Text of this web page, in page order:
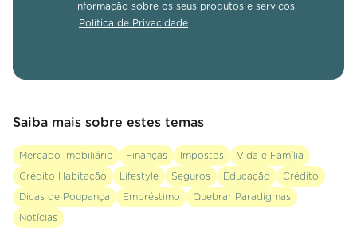
informação sobre os seus produtos e serviços.
Política de Privacidade
Saiba mais sobre estes temas
Mercado Imobiliário Finanças Impostos Vida e Família
Crédito Habitação Lifestyle Seguros Educação Crédito
Dicas de Poupança Empréstimo Quebrar Paradigmas
Notícias